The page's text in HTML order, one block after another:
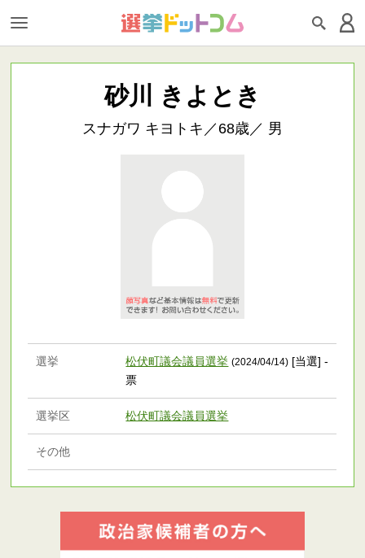
砂川 きよとき
スナガワ キヨトキ／68歳／ 男
選挙 松伏町議会議員選挙 (2024/04/14) [当選] -
票
選挙区 松伏町議会議員選挙
その他